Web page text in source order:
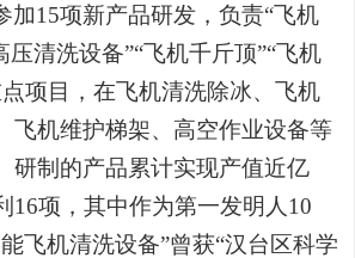
加15项新产品研发，负责“飞机
压清洗设备”“飞机千斤顶”“飞机
项目，在飞机清洗除冰、飞机
飞机维护梯架、高空作业设备等
研制的产品累计实现产值近亿
16项，其中作为第一发明人10
飞机清洗设备”曾获“汉台区科学